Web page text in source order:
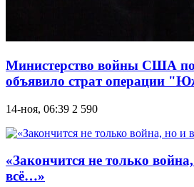
Министерство войны США
объявило страт операции
14-ноя, 06:39 2 590
«Закончится не только
всё…»